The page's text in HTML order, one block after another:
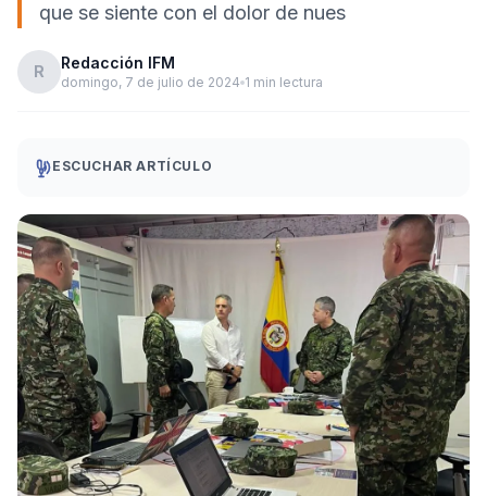
que se siente con el dolor de nues
R Redacción IFM
domingo, 7 de julio de 2024 1 min lectura
ESCUCHAR ARTÍCULO